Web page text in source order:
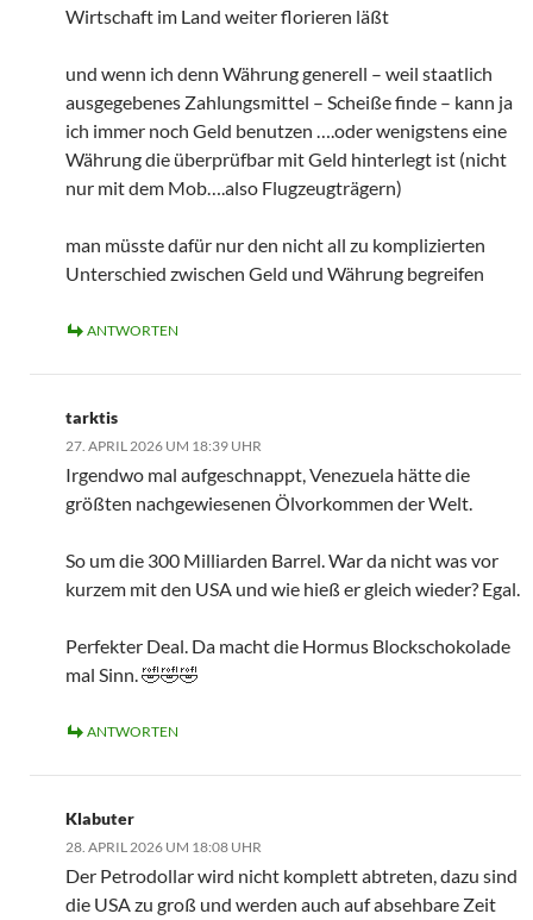
Wirtschaft im Land weiter florieren läßt
und wenn ich denn Währung generell – weil staatlich
ausgegebenes Zahlungsmittel – Scheiße finde – kann ja
ich immer noch Geld benutzen ….oder wenigstens eine
Währung die überprüfbar mit Geld hinterlegt ist (nicht
nur mit dem Mob….also Flugzeugträgern)
man müsste dafür nur den nicht all zu komplizierten
Unterschied zwischen Geld und Währung begreifen
ANTWORTEN
tarktis
27. APRIL 2026 UM 18:39 UHR
Irgendwo mal aufgeschnappt, Venezuela hätte die
größten nachgewiesenen Ölvorkommen der Welt.
So um die 300 Milliarden Barrel. War da nicht was vor
kurzem mit den USA und wie hieß er gleich wieder? Egal.
Perfekter Deal. Da macht die Hormus Blockschokolade
mal Sinn. 🤣🤣🤣
ANTWORTEN
Klabuter
28. APRIL 2026 UM 18:08 UHR
Der Petrodollar wird nicht komplett abtreten, dazu sind
die USA zu groß und werden auch auf absehbare Zeit